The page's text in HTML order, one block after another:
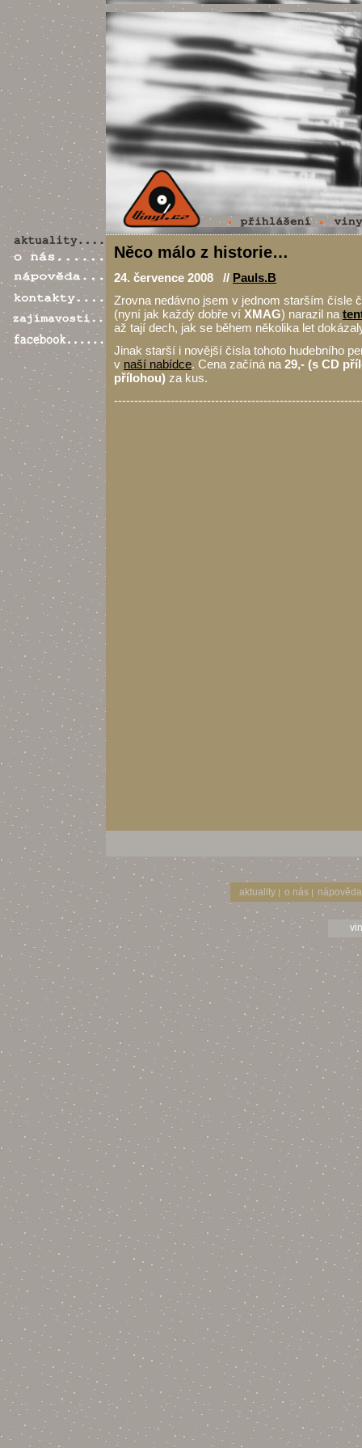
Něco málo z historie…
24. července 2008 // Pauls.B
Zrovna nedávno jsem v jednom starším čísle
(nyní jak každý dobře ví XMAG) narazil na
až tají dech, jak se během několika let
Jinak starší i novější čísla tohoto hudebního
v naší nabídce. Cena začíná na 29,- (s CD
přílohou) za kus.
aktuality | o nás | nápověda